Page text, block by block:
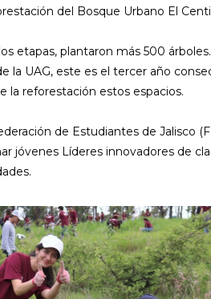
del Bosque Urbano El
etapas, plantaron más 500
la UAG, este es el tercer año
la reforestación estos espacios.
de Estudiantes de Jalisco
jóvenes Líderes innovadores de